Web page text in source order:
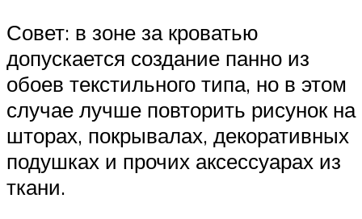
Совет: в зоне за кроватью
допускается создание панно из
обоев текстильного типа, но в этом
случае лучше повторить рисунок на
шторах, покрывалах, декоративных
подушках и прочих аксессуарах из
ткани.